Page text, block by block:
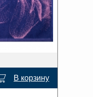
В корзину